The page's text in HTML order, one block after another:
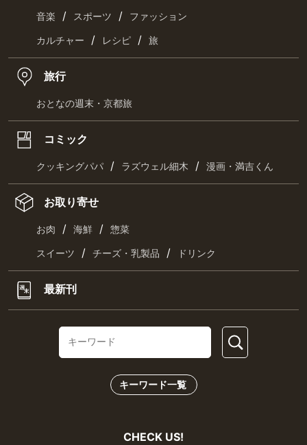
音楽 / スポーツ / ファッション
カルチャー / レシピ / 旅
旅行
おとなの週末・京都旅
コミック
クッキングパパ / ラズウェル細木 / 漫画・満吉くん
お取り寄せ
お肉 / 海鮮 / 惣菜
スイーツ / チーズ・乳製品 / ドリンク
最新刊
キーワード一覧
CHECK US!